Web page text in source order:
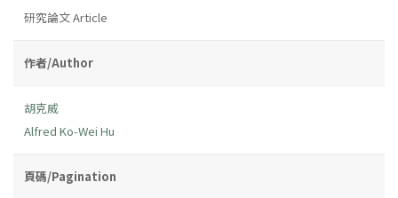
研究論文 Article
作者/Author
胡克威
Alfred Ko-Wei Hu
頁碼/Pagination